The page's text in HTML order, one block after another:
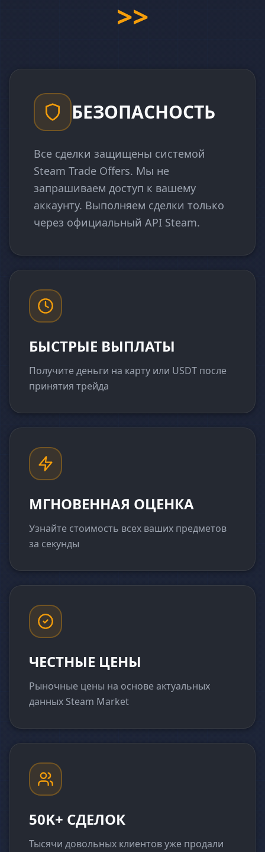
>>
БЕЗОПАСНОСТЬ
Все сделки защищены системой
Steam Trade Offers. Мы не
запрашиваем доступ к вашему
аккаунту. Выполняем сделки только
через официальный API Steam.
БЫСТРЫЕ ВЫПЛАТЫ
Получите деньги на карту или USDT после
принятия трейда
МГНОВЕННАЯ ОЦЕНКА
Узнайте стоимость всех ваших предметов
за секунды
ЧЕСТНЫЕ ЦЕНЫ
Рыночные цены на основе актуальных
данных Steam Market
50K+ СДЕЛОК
Тысячи довольных клиентов уже продали